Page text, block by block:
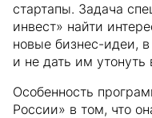
стартапы. Задача
инвест» найти
новые бизнес-идеи,
и не дать им
Особенность
России» в том, что